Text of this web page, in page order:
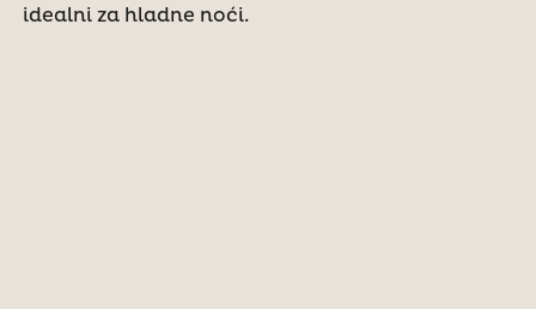
idealni za hladne noći.